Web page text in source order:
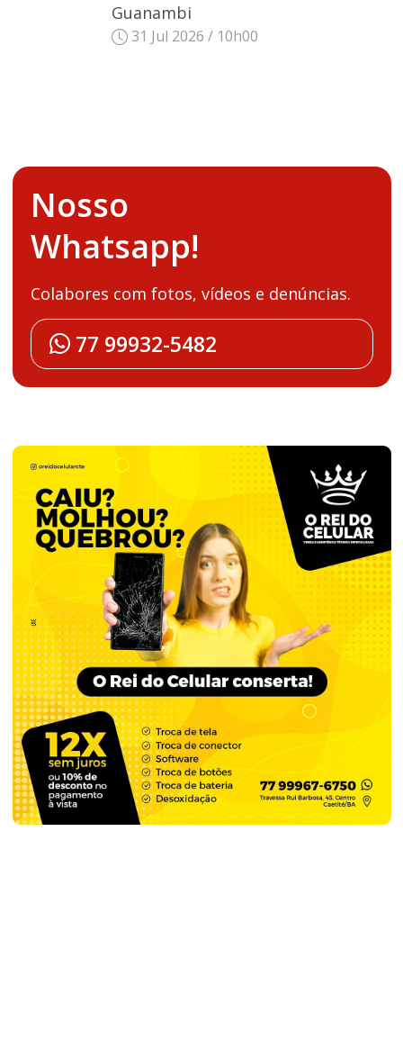
Guanambi
31 Jul 2026 / 10h00
Nosso
Whatsapp!
Colabores com fotos, vídeos e denúncias.
77 99932-5482